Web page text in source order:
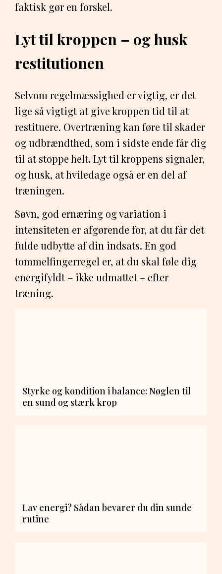
faktisk gør en forskel.
Lyt til kroppen – og husk
restitutionen
Selvom regelmæssighed er vigtig, er det
lige så vigtigt at give kroppen tid til at
restituere. Overtræning kan føre til skader
og udbrændthed, som i sidste ende får dig
til at stoppe helt. Lyt til kroppens signaler,
og husk, at hviledage også er en del af
træningen.
Søvn, god ernæring og variation i
intensiteten er afgørende for, at du får det
fulde udbytte af din indsats. En god
tommelfingerregel er, at du skal føle dig
energifyldt – ikke udmattet – efter
træning.
Styrke og kondition i balance: Nøglen til
en sund og stærk krop
Lav energi? Sådan bevarer du din sunde
rutine